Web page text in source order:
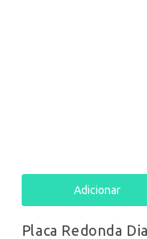
Adicionar
Placa Redonda